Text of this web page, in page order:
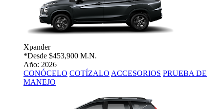
Xpander
*Desde $453,900 M.N.
Año: 2026
CONÓCELO COTÍZALO ACCESORIOS PRUEBA DE
MANEJO